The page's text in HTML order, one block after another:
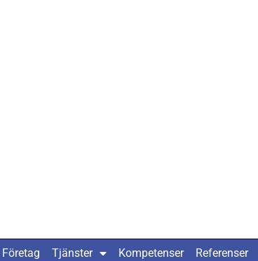
Företag Tjänster Kompetenser Referenser